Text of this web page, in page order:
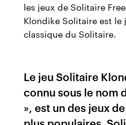
les jeux de Solitaire
Klondike Solitaire est le
classique du Solitaire.
Le jeu Solitaire
connu sous le nom
», est un des jeux